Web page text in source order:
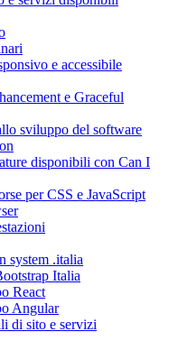
e accessibile
e Graceful
sviluppo del software
disponibili con Can I
per CSS e JavaScript
system .italia
Italia
React
Angular
di sito e servizi